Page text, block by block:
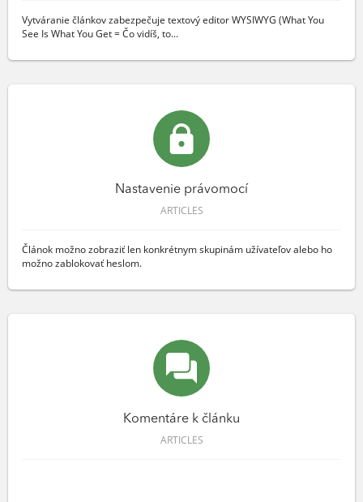
Vytváranie článkov zabezpečuje textový editor WYSIWYG (What You
See Is What You Get = Čo vidíš, to...
Nastavenie právomocí
ARTICLES
Článok možno zobraziť len konkrétnym skupinám užívateľov alebo ho
možno zablokovať heslom.
Komentáre k článku
ARTICLES